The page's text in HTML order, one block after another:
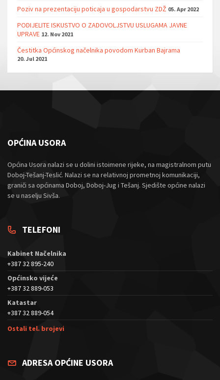
Poziv na prezentaciju poticaja u gospodarstvu ZDŽ 05. Apr 2022
PODIJELITE ISKUSTVO O ZADOVOLJSTVU USLUGAMA JAVNE
UPRAVE 12. Nov 2021
Čestitka Općinskog načelnika povodom Kurban Bajrama
20. Jul 2021
OPĆINA USORA
Općina Usora nalazi se u dolini istoimene rijeke, na magistralnom putu
Doboj-Tešanj-Teslić. Nalazi se na relativnoj prometnoj komunikaciji,
graniči sa općinama Doboj, Doboj-Jug i Tešanj. Sjedište općine nalazi
se u naselju Sivša.
TELEFONI
Kabinet Načelnika
+387 32 895-240
Općinsko vijeće
+387 32 889-053
Katastar
+387 32 889-054
Ostali tel. brojevi
ADRESA OPĆINE USORA